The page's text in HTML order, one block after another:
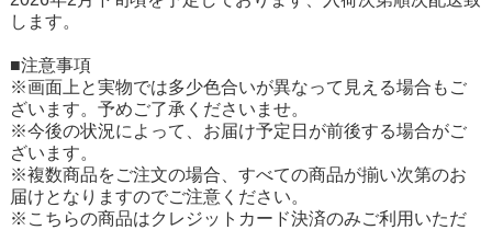
します。
■注意事項
※画面上と実物では多少色合いが異なって見える場合もご
ざいます。予めご了承くださいませ。
※今後の状況によって、お届け予定日が前後する場合がご
ざいます。
※複数商品をご注文の場合、すべての商品が揃い次第のお
届けとなりますのでご注意ください。
※こちらの商品はクレジットカード決済のみご利用いただ